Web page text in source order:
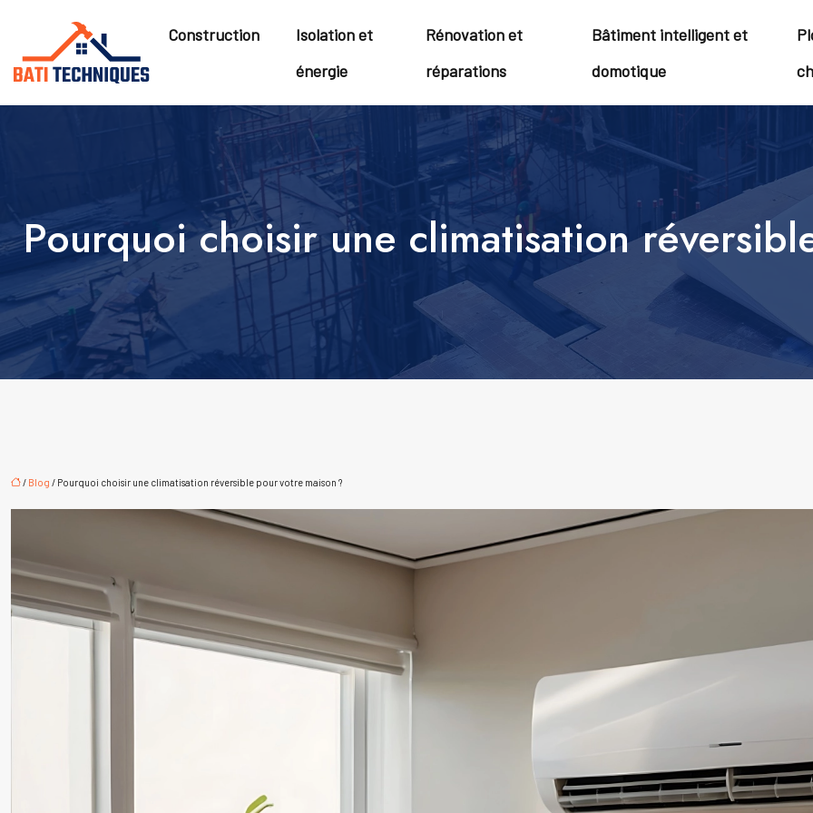
Construction
Isolation et
énergie
Rénovation et
réparations
Bâtiment intelligent et
domotique
Pourquoi choisir une climatisation
/ Blog / Pourquoi choisir une climatisation réversible pour votre maison ?